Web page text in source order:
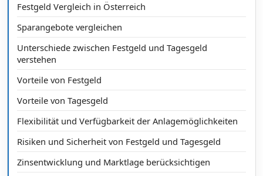
Festgeld Vergleich in Österreich
Sparangebote vergleichen
Unterschiede zwischen Festgeld und Tagesgeld
verstehen
Vorteile von Festgeld
Vorteile von Tagesgeld
Flexibilität und Verfügbarkeit der Anlagemöglichkeiten
Risiken und Sicherheit von Festgeld und Tagesgeld
Zinsentwicklung und Marktlage berücksichtigen